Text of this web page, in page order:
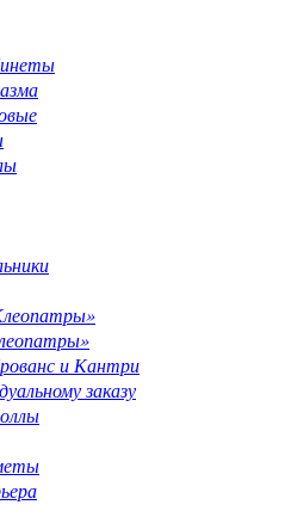
и Кантри
заказу